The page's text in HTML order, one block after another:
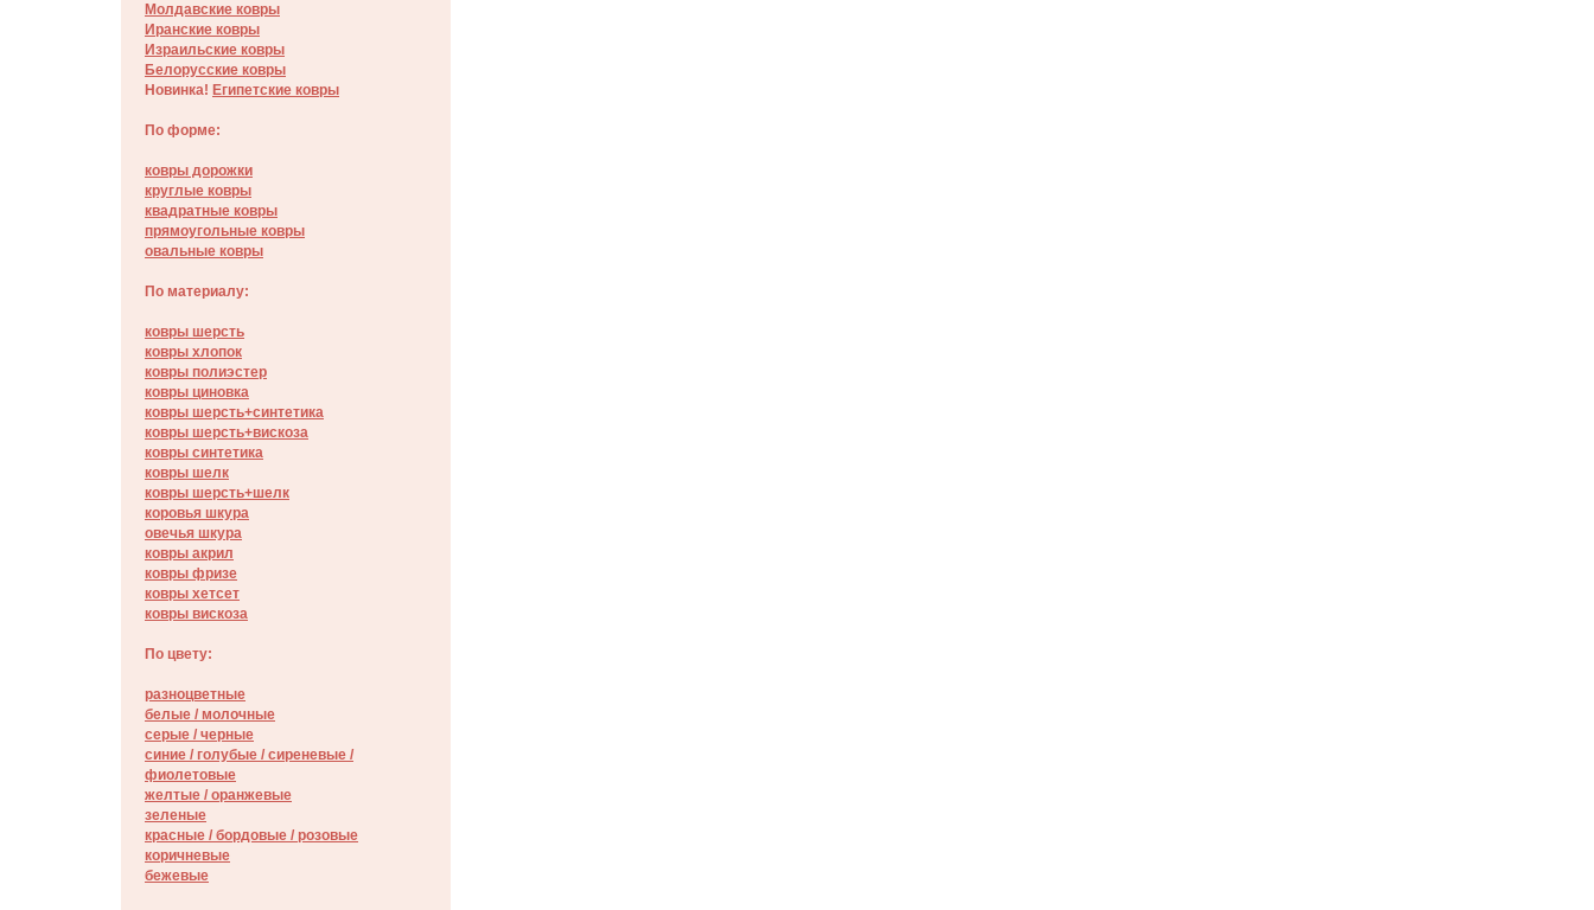
Молдавские ковры
Иранские ковры
Израильские ковры
Белорусские ковры
Новинка! Египетские ковры
По форме:
ковры дорожки
круглые ковры
квадратные ковры
прямоугольные ковры
овальные ковры
По материалу:
ковры шерсть
ковры хлопок
ковры полиэстер
ковры циновка
ковры шерсть+синтетика
ковры шерсть+вискоза
ковры синтетика
ковры шелк
ковры шерсть+шелк
коровья шкура
овечья шкура
ковры акрил
ковры фризе
ковры хетсет
ковры вискоза
По цвету:
разноцветные
белые / молочные
серые / черные
синие / голубые / сиреневые /
фиолетовые
желтые / оранжевые
зеленые
красные / бордовые / poзовые
коричневые
бежевые